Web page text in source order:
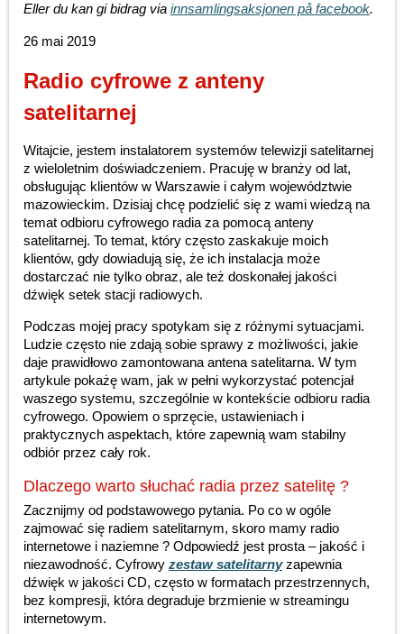
Eller du kan gi bidrag via innsamlingsaksjonen på facebook.
26 mai 2019
Radio cyfrowe z anteny
satelitarnej
Witajcie, jestem instalatorem systemów telewizji satelitarnej
z wieloletnim doświadczeniem. Pracuję w branży od lat,
obsługując klientów w Warszawie i całym województwie
mazowieckim. Dzisiaj chcę podzielić się z wami wiedzą na
temat odbioru cyfrowego radia za pomocą anteny
satelitarnej. To temat, który często zaskakuje moich
klientów, gdy dowiadują się, że ich instalacja może
dostarczać nie tylko obraz, ale też doskonałej jakości
dźwięk setek stacji radiowych.
Podczas mojej pracy spotykam się z różnymi sytuacjami.
Ludzie często nie zdają sobie sprawy z możliwości, jakie
daje prawidłowo zamontowana antena satelitarna. W tym
artykule pokażę wam, jak w pełni wykorzystać potencjał
waszego systemu, szczególnie w kontekście odbioru radia
cyfrowego. Opowiem o sprzęcie, ustawieniach i
praktycznych aspektach, które zapewnią wam stabilny
odbiór przez cały rok.
Dlaczego warto słuchać radia przez satelitę ?
Zacznijmy od podstawowego pytania. Po co w ogóle
zajmować się radiem satelitarnym, skoro mamy radio
internetowe i naziemne ? Odpowiedź jest prosta – jakość i
niezawodność. Cyfrowy zestaw satelitarnyzapewnia
dźwięk w jakości CD, często w formatach przestrzennych,
bez kompresji, która degraduje brzmienie w streamingu
internetowym.